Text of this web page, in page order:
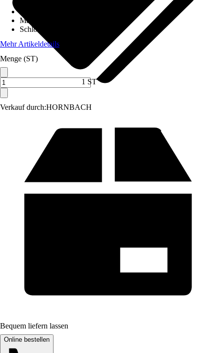
Verkauf durch:HORNBACH
Materialspezifizierung
Schlossbreite
Mehr Artikeldetails
Menge (ST)
1 ST
Bequem liefern lassen
Online bestellen